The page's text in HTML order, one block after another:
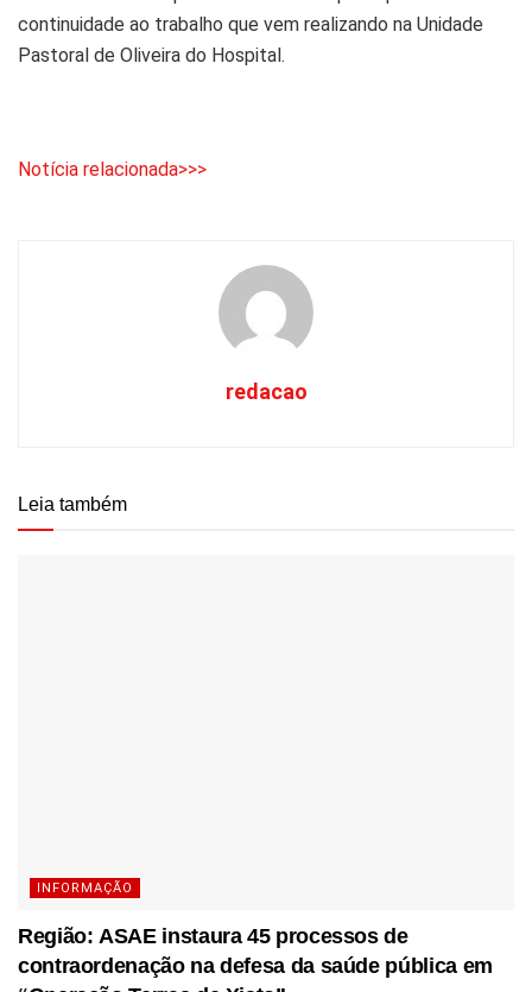
continuidade ao trabalho que vem realizando na Unidade
Pastoral de Oliveira do Hospital.
Notícia relacionada>>>
redacao
Leia também
INFORMAÇÃO
Região: ASAE instaura 45 processos de
contraordenação na defesa da saúde pública em